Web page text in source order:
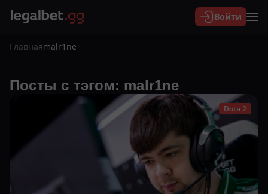
Войти
Главнаяmalr1ne
Посты с тэгом: malr1ne
Dota 2